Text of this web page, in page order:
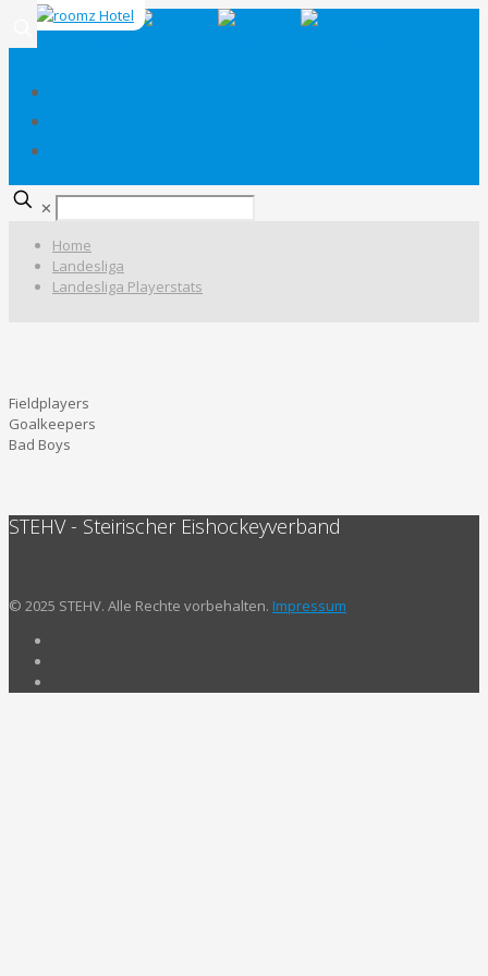
✕
Home
Landesliga
Landesliga Playerstats
Fieldplayers
Goalkeepers
Bad Boys
STEHV - Steirischer Eishockeyverband
© 2025 STEHV. Alle Rechte vorbehalten. Impressum